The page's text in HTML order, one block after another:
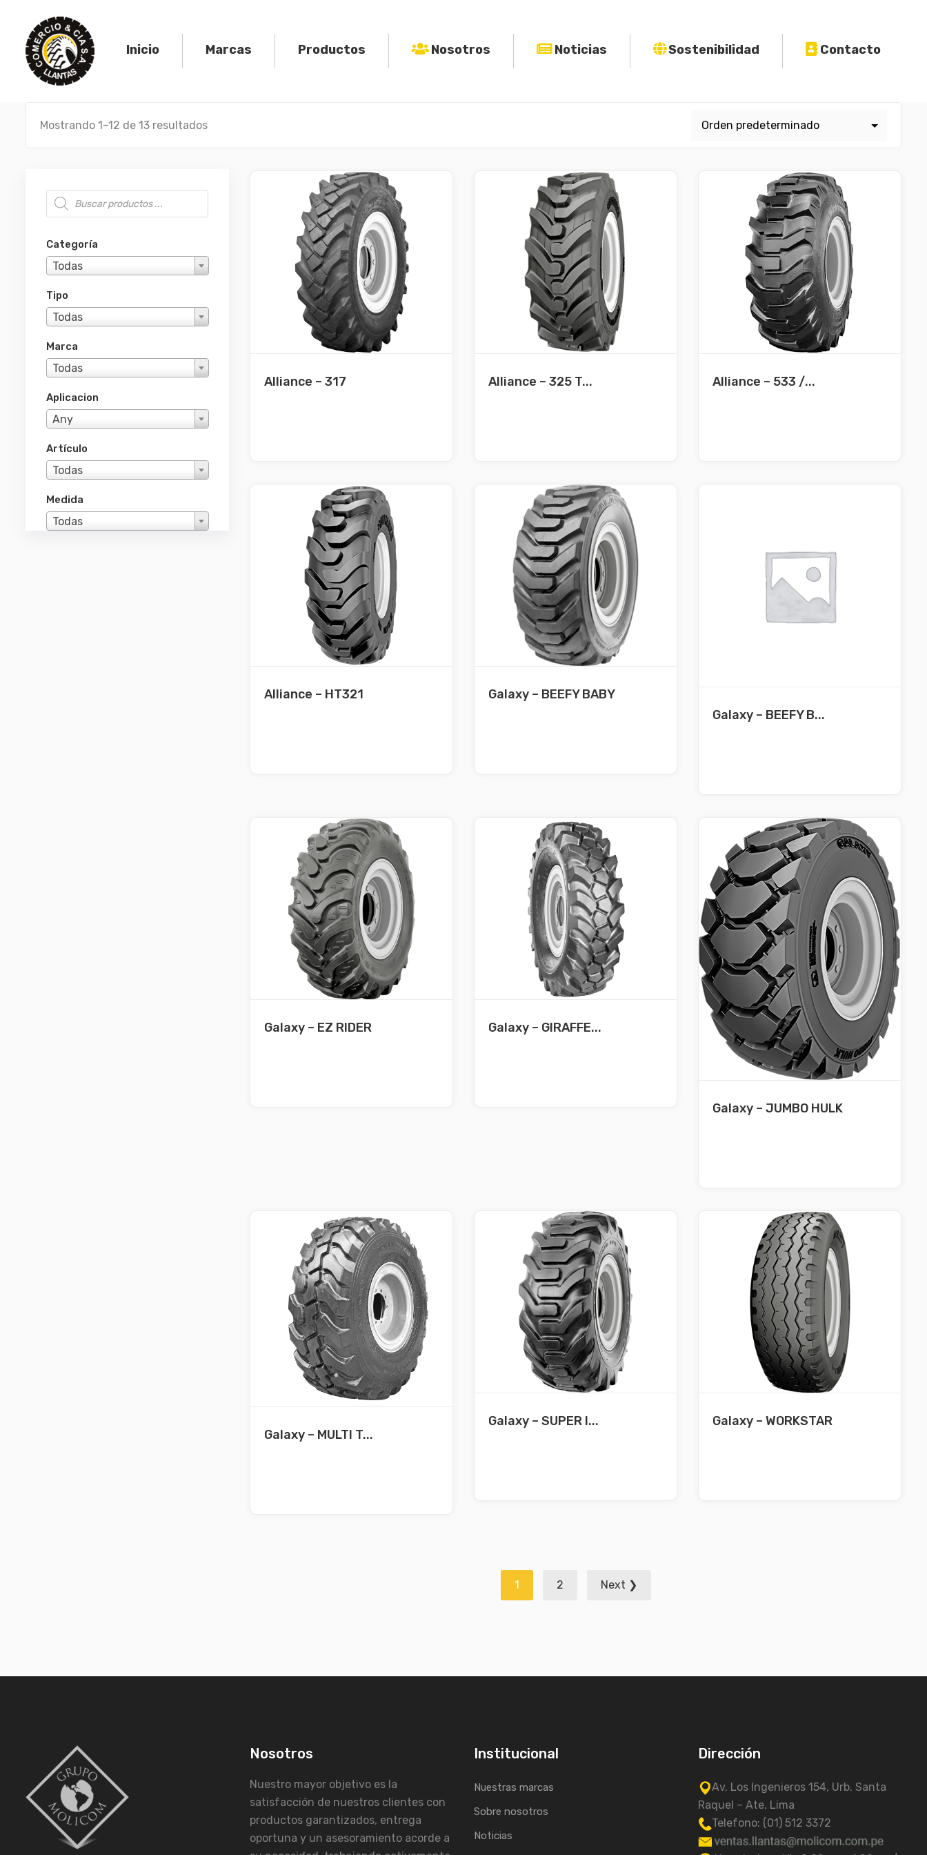
content
Inicio Marcas Productos Nosotros Noticias Sostenibilidad Contacto
Mostrando 1–12 de 13 resultados
Búsqueda de productos
Categoría
Todas
Tipo
Todas
Marca
Todas
Aplicacion
Any
Artículo
Todas
Medida
Todas
Alliance – 317 Alliance – 325 T... Alliance – 533 /...
Alliance – HT321
Galaxy – BEEFY BABY
Galaxy – BEEFY B...
Galaxy – EZ RIDER Galaxy – GIRAFFE...
Galaxy – JUMBO HULK
Galaxy – MULTI T...
Galaxy – SUPER I... Galaxy – WORKSTAR
1 2 Next ❯
Nosotros
Nuestro mayor objetivo es la
satisfacción de nuestros clientes con
productos garantizados, entrega
oportuna y un asesoramiento acorde a
Institucional
Nuestras marcas
Sobre nosotros
Noticias
Dirección
Av. Los Ingenieros 154, Urb. Santa
Raquel – Ate, Lima
Telefono: (01) 512 3372